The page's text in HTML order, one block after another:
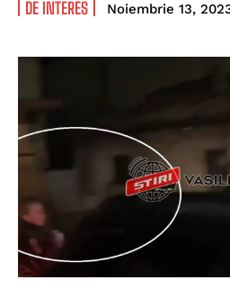
DE INTERES Noiembrie 13,